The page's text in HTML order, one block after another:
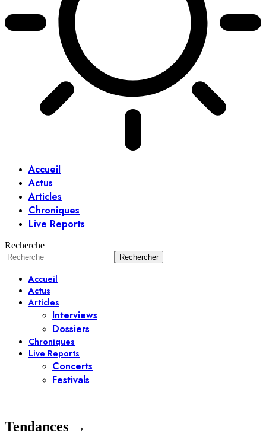
Accueil
Actus
Articles
Chroniques
Live Reports
Recherche
Accueil
Actus
Articles
Interviews
Dossiers
Chroniques
Live Reports
Concerts
Festivals
Tendances →